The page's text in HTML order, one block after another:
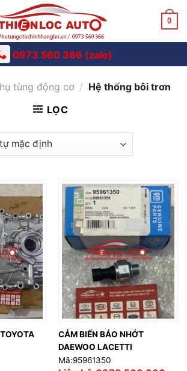
0
0973 560 366 (zalo)
tùng động cơ / Hệ thống bôi trơn
LỌC
CẢM BIẾN BÁO NHỚT
DAEWOO LACETTI
Mã:95961350